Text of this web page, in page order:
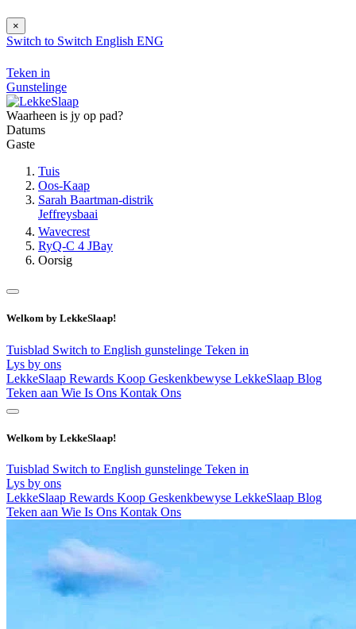
×
Switch to Switch English ENG
Teken in
Gunstelinge
Waarheen is jy op pad?
Datums
Gaste
Tuis
Oos-Kaap
Sarah Baartman-distrik
Jeffreysbaai
Wavecrest
RyQ-C 4 JBay
Oorsig
Welkom by LekkeSlaap!
Tuisblad Switch to English gunstelinge Teken in
Lys by ons
LekkeSlaap Rewards Koop Geskenkbewyse LekkeSlaap Blog
Teken aan Wie Is Ons Kontak Ons
Welkom by LekkeSlaap!
Tuisblad Switch to English gunstelinge Teken in
Lys by ons
LekkeSlaap Rewards Koop Geskenkbewyse LekkeSlaap Blog
Teken aan Wie Is Ons Kontak Ons